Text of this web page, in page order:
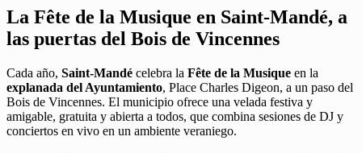
La Fête de la Musique en Saint-Mandé, a
las puertas del Bois de Vincennes
Cada año, Saint-Mandé celebra la Fête de la Musique en la
explanada del Ayuntamiento, Place Charles Digeon, a un paso del
Bois de Vincennes. El municipio ofrece una velada festiva y
amigable, gratuita y abierta a todos, que combina sesiones de DJ y
conciertos en vivo en un ambiente veraniego.